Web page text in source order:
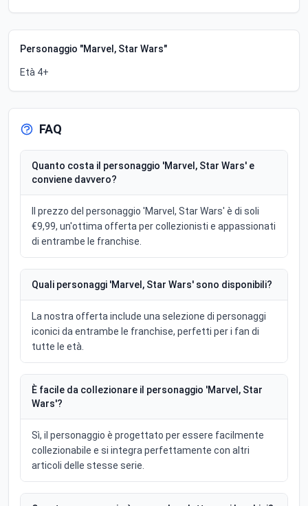
Personaggio "Marvel, Star Wars"
Età 4+
FAQ
Quanto costa il personaggio 'Marvel, Star Wars' e
conviene davvero?
Il prezzo del personaggio 'Marvel, Star Wars' è di soli
€9,99, un'ottima offerta per collezionisti e appassionati
di entrambe le franchise.
Quali personaggi 'Marvel, Star Wars' sono disponibili?
La nostra offerta include una selezione di personaggi
iconici da entrambe le franchise, perfetti per i fan di
tutte le età.
È facile da collezionare il personaggio 'Marvel, Star
Wars'?
Sì, il personaggio è progettato per essere facilmente
collezionabile e si integra perfettamente con altri
articoli delle stesse serie.